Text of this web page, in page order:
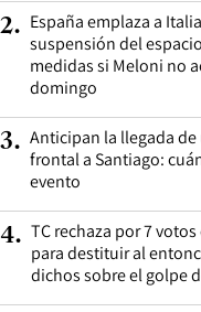
2. España emplaza a
suspensión del
medidas si Meloni no
domingo
3. Anticipan la llegada
frontal a Santiago:
evento
4. TC rechaza por 7
para destituir al
dichos sobre el golpe